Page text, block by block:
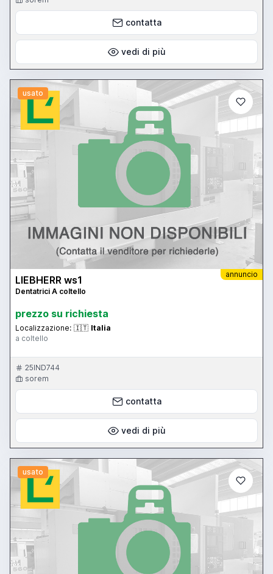
contatta
vedi di più
usato
annuncio
LIEBHERR ws1
Dentatrici A coltello
prezzo su richiesta
Localizzazione: 🇮🇹 Italia
a coltello
25IND744
sorem
contatta
vedi di più
usato